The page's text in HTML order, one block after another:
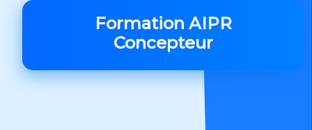
Formation AIPR
Concepteur